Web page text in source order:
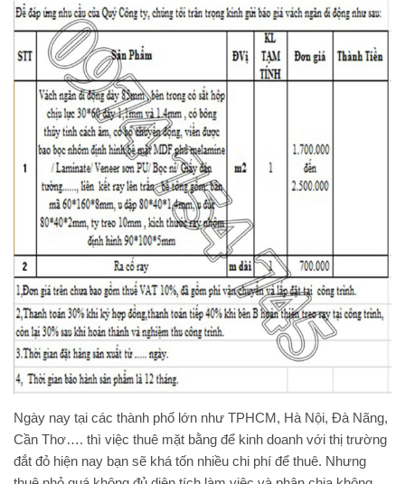
Ngày nay tại các thành phố lớn như TPHCM, Hà Nội, Đà Nãng,
Cần Thơ…. thì việc thuê mặt bằng để kinh doanh với thị trường
đắt đỏ hiện nay bạn sẽ khá tốn nhiều chi phí để thuê. Nhưng